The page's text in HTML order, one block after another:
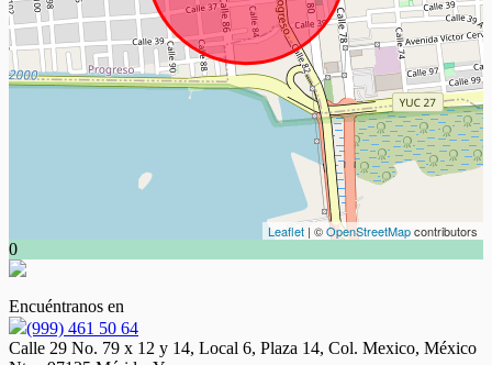
Leaflet | ©OpenStreetMapcontributors
0
Encuéntranos en
(999) 461 50 64
Calle 29 No. 79 x 12 y 14, Local 6, Plaza 14, Col. Mexico, México